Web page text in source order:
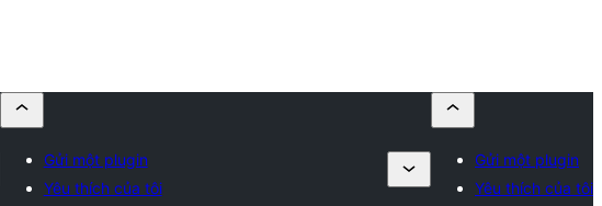
Gửi một plugin
Yêu thích của tôi
Gửi một plugin
Yêu thích của tôi